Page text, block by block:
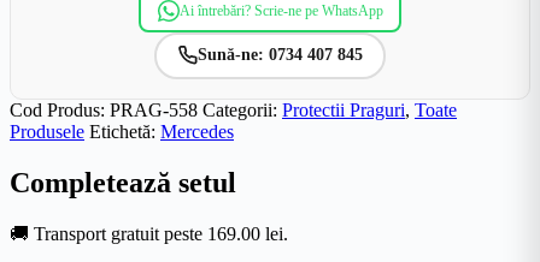
Ai întrebări? Scrie-ne pe WhatsApp
Sună-ne: 0734 407 845
Cod Produs: PRAG-558 Categorii: Protectii Praguri, Toate
Produsele Etichetă: Mercedes
Completează setul
🚚 Transport gratuit peste 169.00 lei.